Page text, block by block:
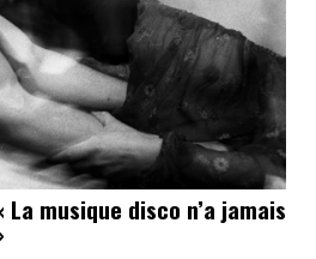
La musique disco n’a jamais